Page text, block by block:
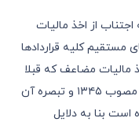
از اخذ مالیات
مالیاتهای مستقیم کلیه قراردادها
مالیات مضاعف که قبلا
براساس ماده ١٦٠ قانون مالیاتهای مستقیم مصوب ١٣٤٥ و تبصره آن
است بنا به دلایل